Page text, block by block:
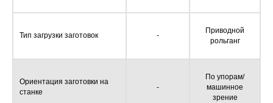
Тип загрузки заготовок -
Приводной
рольганг
Ориентация заготовки на
станке
-
По упорам/
машинное
зрение